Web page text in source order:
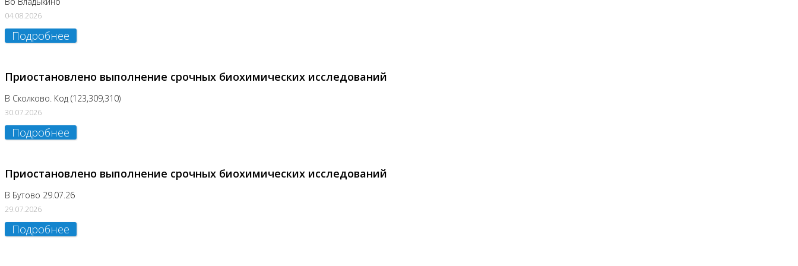
04.08.2026
Подробнее
Приостановлено выполнение срочных биохимических исследований
В Сколково. Код (123,309,310)
30.07.2026
Подробнее
Приостановлено выполнение срочных биохимических исследований
В Бутово 29.07.26
29.07.2026
Подробнее